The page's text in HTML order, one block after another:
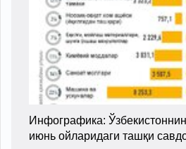
Инфографика:
июнь ойларидаги ташқи